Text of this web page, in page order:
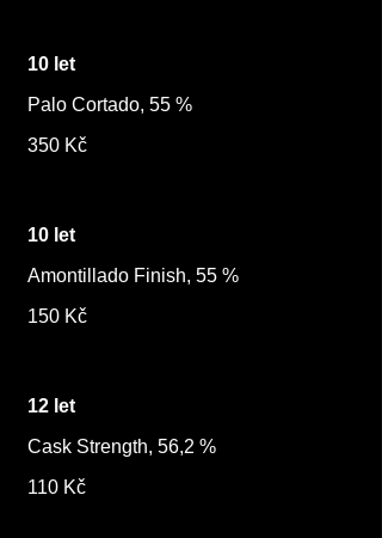
10 let
Palo Cortado, 55 %
350 Kč
10 let
Amontillado Finish, 55 %
150 Kč
12 let
Cask Strength, 56,2 %
110 Kč